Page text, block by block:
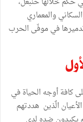
والمعماري
في موفّى الحرب
كافة أوجه الحياة في
الٌذين هددتهم